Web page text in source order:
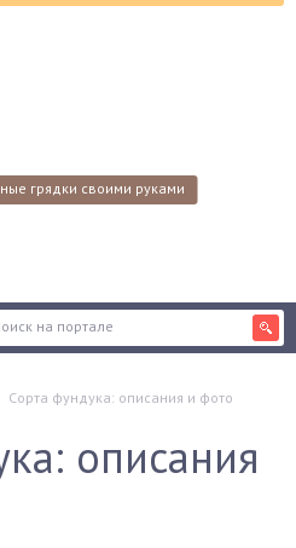
грядки своими руками
Сорта фундука: описания и фото
описания